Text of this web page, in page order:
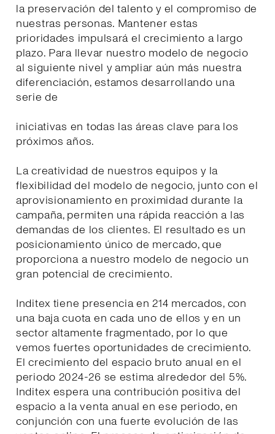
la preservación del talento y el compromiso de
nuestras personas. Mantener estas
prioridades impulsará el crecimiento a largo
plazo. Para llevar nuestro modelo de negocio
al siguiente nivel y ampliar aún más nuestra
diferenciación, estamos desarrollando una
serie de
iniciativas en todas las áreas clave para los
próximos años.
La creatividad de nuestros equipos y la
flexibilidad del modelo de negocio, junto con el
aprovisionamiento en proximidad durante la
campaña, permiten una rápida reacción a las
demandas de los clientes. El resultado es un
posicionamiento único de mercado, que
proporciona a nuestro modelo de negocio un
gran potencial de crecimiento.
Inditex tiene presencia en 214 mercados, con
una baja cuota en cada uno de ellos y en un
sector altamente fragmentado, por lo que
vemos fuertes oportunidades de crecimiento.
El crecimiento del espacio bruto anual en el
periodo 2024-26 se estima alrededor del 5%.
Inditex espera una contribución positiva del
espacio a la venta anual en ese periodo, en
conjunción con una fuerte evolución de las